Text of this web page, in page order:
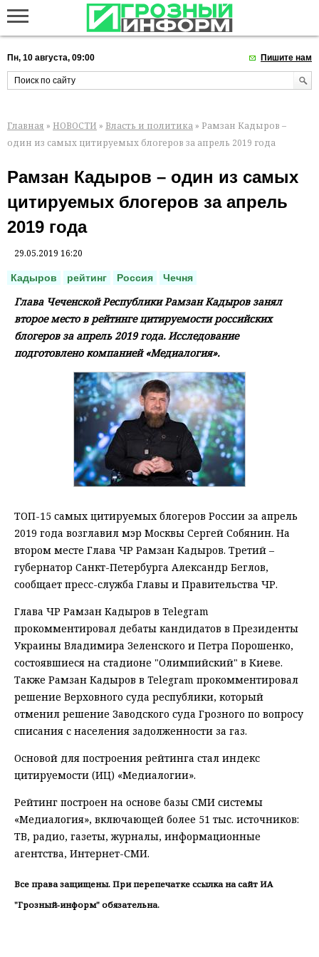
Пн, 10 августа, 09:00 Пишите нам
Главная » НОВОСТИ » Власть и политика » Рамзан Кадыров –
один из самых цитируемых блогеров за апрель 2019 года
Рамзан Кадыров – один из самых
цитируемых блогеров за апрель
2019 года
29.05.2019 16:20
Кадыров рейтинг Россия Чечня
Глава Чеченской Республики Рамзан Кадыров занял
второе место в рейтинге цитируемости российских
блогеров за апрель 2019 года. Исследование
подготовлено компанией «Медиалогия».
ТОП-15 самых цитируемых блогеров России за апрель
2019 года возглавил мэр Москвы Сергей Собянин. На
втором месте Глава ЧР Рамзан Кадыров. Третий –
губернатор Санкт-Петербурга Александр Беглов,
сообщает пресс-служба Главы и Правительства ЧР.
Глава ЧР Рамзан Кадыров в Telegram
прокомментировал дебаты кандидатов в Президенты
Украины Владимира Зеленского и Петра Порошенко,
состоявшиеся на стадионе "Олимпийский" в Киеве.
Также Рамзан Кадыров в Telegram прокомментировал
решение Верховного суда республики, который
отменил решение Заводского суда Грозного по вопросу
списания с населения задолженности за газ.
Основой для построения рейтинга стал индекс
цитируемости (ИЦ) «Медиалогии».
Рейтинг построен на основе базы СМИ системы
«Медиалогия», включающей более 51 тыс. источников:
ТВ, радио, газеты, журналы, информационные
агентства, Интернет-СМИ.
Все права защищены. При перепечатке ссылка на сайт ИА
"Грозный-информ" обязательна.